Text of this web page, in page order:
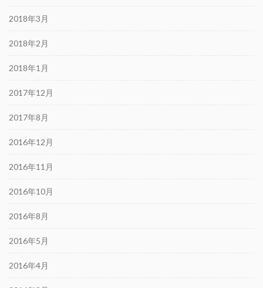
2018年3月
2018年2月
2018年1月
2017年12月
2017年8月
2016年12月
2016年11月
2016年10月
2016年8月
2016年5月
2016年4月